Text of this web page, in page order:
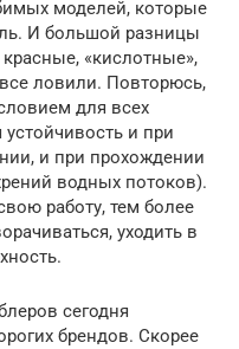
моделей, которые
И большой разницы
«кислотные»,
ловили. Повторюсь,
для всех
и при
и при прохождении
водных потоков).
работу, тем более
уходить в
сегодня
брендов. Скорее